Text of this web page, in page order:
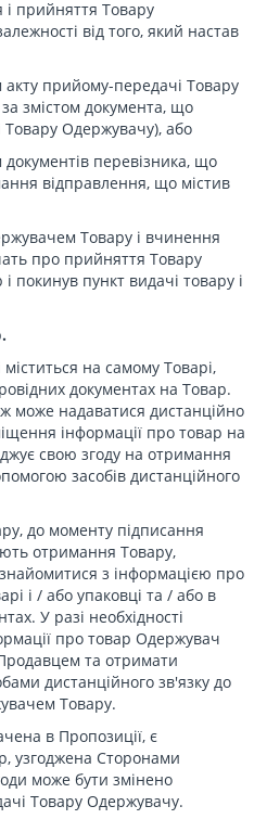
прийняття Товару
від того, який настав
прийому-передачі Товару
змістом документа, що
Товару Одержувачу), або
перевізника, що
відправлення, що містив
Товару і вчинення
про прийняття Товару
покинув пункт видачі товару і
.
на самому Товарі,
документах на Товар.
може надаватися дистанційно
інформації про товар на
свою згоду на отримання
засобів дистанційного
до моменту підписання
отримання Товару,
з інформацією про
і / або упаковці та / або в
У разі необхідності
про товар Одержувач
та отримати
дистанційного зв'язку до
Товару.
в Пропозиції, є
узгоджена Сторонами
може бути змінено
Товару Одержувачу.